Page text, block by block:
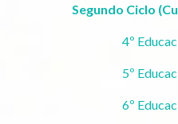
Segundo Ciclo
4º
5º
6º